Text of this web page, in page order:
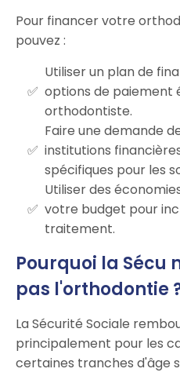
Pour financer votre
pouvez :
Utiliser un plan de
options de paiement
orthodontiste.
Faire une demande
institutions
spécifiques pour les
Utiliser des
votre budget pour
traitement.
Pourquoi la Sécu
pas l'orthodontie
La Sécurité Sociale
principalement pour les
certaines tranches d'âge